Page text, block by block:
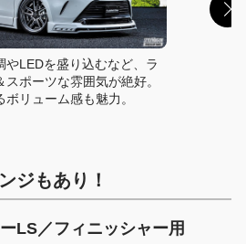
やLEDを盛り込むなど、ラ
ポーツな雰囲気が絶好。
リューム感も魅力。
ジもあり！
LS／フィニッシャー用